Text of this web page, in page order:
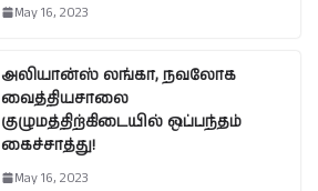
May 16, 2023
அலியான்ஸ் லங்கா, நவலோக
வைத்தியசாலை
குழுமத்திற்கிடையில் ஒப்பந்தம்
கைச்சாத்து!
May 16, 2023